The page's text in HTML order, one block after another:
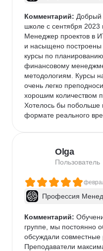
Комментарий: Добрый
школе с сентября
Менеджер проектов в
и насыщено
курсы по
финансовому
методологиям. Курсы
очень легко
хорошим количеством
Хотелось бы побольше
формате реального
Olga
Пользователь
Профессия
Комментарий:
группе, мы постоянно
обсуждали
Преподаватели